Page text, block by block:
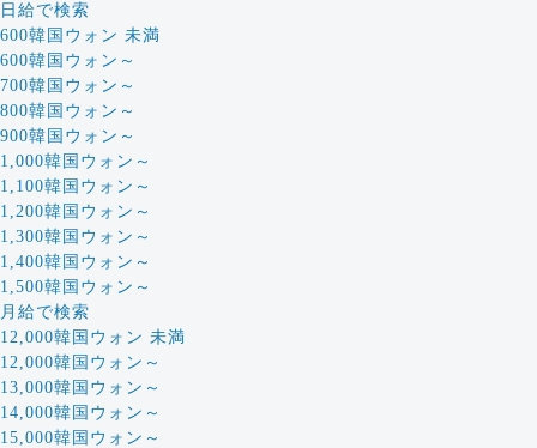
日給で検索
600韓国ウォン 未満
600韓国ウォン～
700韓国ウォン～
800韓国ウォン～
900韓国ウォン～
1,000韓国ウォン～
1,100韓国ウォン～
1,200韓国ウォン～
1,300韓国ウォン～
1,400韓国ウォン～
1,500韓国ウォン～
月給で検索
12,000韓国ウォン 未満
12,000韓国ウォン～
13,000韓国ウォン～
14,000韓国ウォン～
15,000韓国ウォン～